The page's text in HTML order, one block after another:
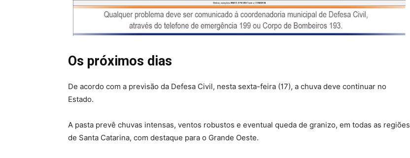
Os próximos dias
De acordo com a previsão da Defesa Civil, nesta sexta-feira (17), a chuva deve continuar no
Estado.
A pasta prevê chuvas intensas, ventos robustos e eventual queda de granizo, em todas as regiões
de Santa Catarina, com destaque para o Grande Oeste.